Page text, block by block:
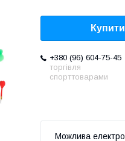
Купити
+380 (96) 604-75-45
торгівля
спорттоварами